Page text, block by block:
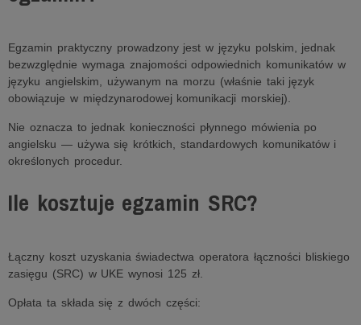
Egzamin praktyczny prowadzony jest w języku polskim, jednak
bezwzględnie wymaga znajomości odpowiednich komunikatów w
języku angielskim, używanym na morzu (właśnie taki język
obowiązuje w międzynarodowej komunikacji morskiej).
Nie oznacza to jednak konieczności płynnego mówienia po
angielsku — używa się krótkich, standardowych komunikatów i
określonych procedur.
Ile kosztuje egzamin SRC?
Łączny koszt uzyskania świadectwa operatora łączności bliskiego
zasięgu (SRC) w UKE wynosi 125 zł.
Opłata ta składa się z dwóch części: